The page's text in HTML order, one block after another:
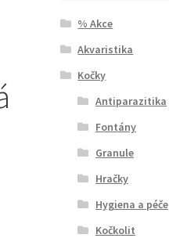
% Akce
Akvaristika
Kočky
Antiparazitika
Fontány
Granule
Hračky
Hygiena a péče
Kočkolit